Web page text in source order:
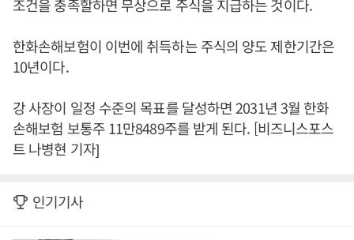
조건을 충족할하면 무상으로 주식을 지급하는 것이다.
한화손해보험이 이번에 취득하는 주식의 양도 제한기간은
10년이다.
강 사장이 일정 수준의 목표를 달성하면 2031년 3월 한화
손해보험 보통주 11만8489주를 받게 된다. [비즈니스포스
트 나병현 기자]
인기기사